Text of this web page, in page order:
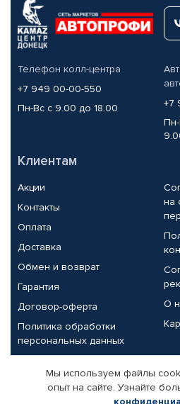
Телефон колл-центра
+7 949 00-00-550
Пн-Вс с 9.00 до 18.00
+7
Клиентам
Акции
Контакты
Оплата
Доставка
Обмен и возврат
Гарантия
Договор-оферта
Политика обработки
персональных данных
на
О
Партнерам
Корпоративным клиентам
Мы используем файлы
опыт на сайте. Узнайте